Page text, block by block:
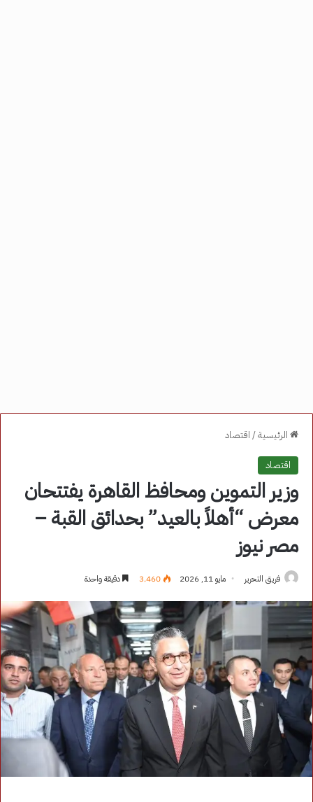
الرئيسية/ اقتصاد
اقتصاد
وزير التموين ومحافظ القاهرة يفتتحان
معرض “أهلاً بالعيد” بحدائق القبة –
مصر نيوز
فريق التحرير مايو 11, 2026 3٬460 دقيقة واحدة